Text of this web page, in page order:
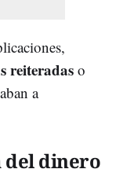
reiteradaso
a
del dinero